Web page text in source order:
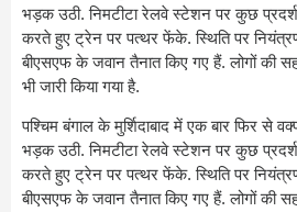
भड़क उठी. निमटीटा रेलवे स्टेशन पर कुछ
करते हुए ट्रेन पर पत्थर फेंके. स्थिति पर
बीएसएफ के जवान तैनात किए गए हैं. लोगों की
भी जारी किया गया है.
पश्चिम बंगाल के मुर्शिदाबाद में एक बार फिर से
भड़क उठी. निमटीटा रेलवे स्टेशन पर कुछ
करते हुए ट्रेन पर पत्थर फेंके. स्थिति पर
बीएसएफ के जवान तैनात किए गए हैं. लोगों की